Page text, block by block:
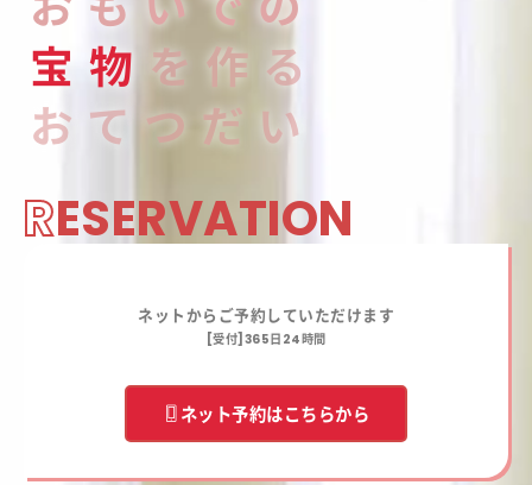
RESERVATION
ネットからご予約していただけます
[受付]365日24時間
ネット予約はこちらから
宝 物 を作る
おてつだい